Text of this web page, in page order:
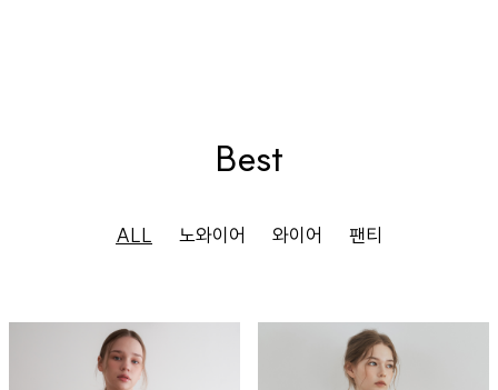
Best
ALL 노와이어 와이어 팬티